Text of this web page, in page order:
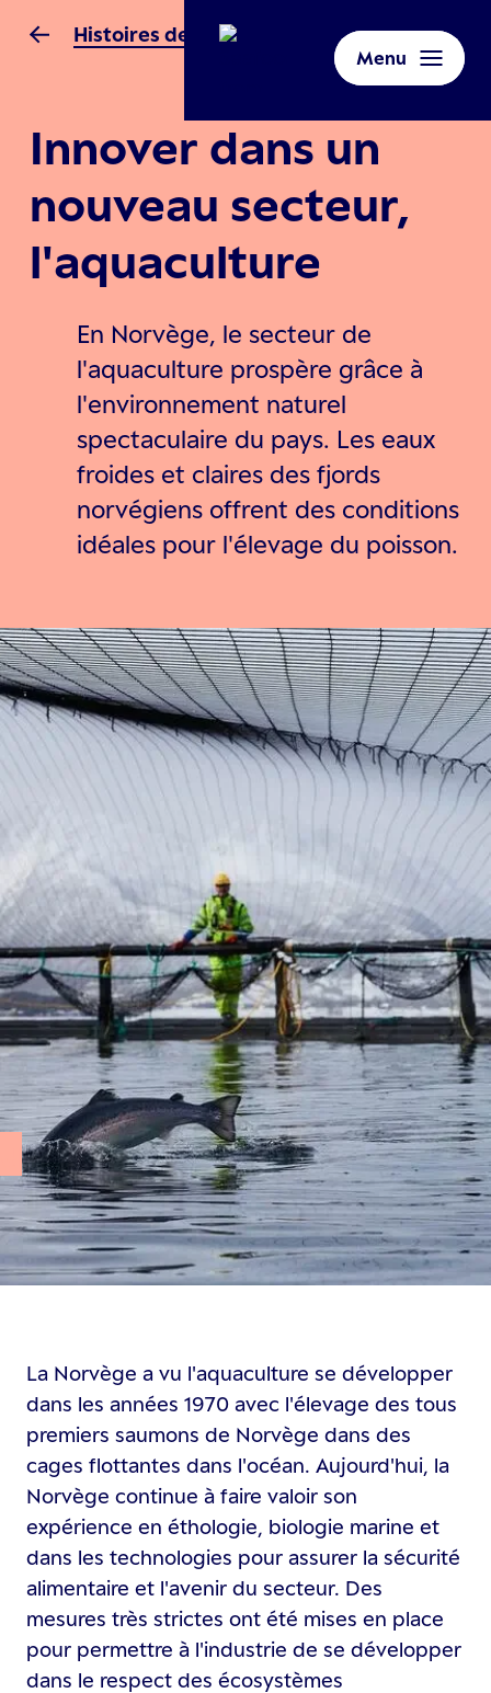
Menu
Histoires de Norvège
Innover dans un
nouveau secteur,
l'aquaculture
En Norvège, le secteur de
l'aquaculture prospère grâce à
l'environnement naturel
spectaculaire du pays. Les eaux
froides et claires des fjords
norvégiens offrent des conditions
idéales pour l'élevage du poisson.
La Norvège a vu l'aquaculture se développer
dans les années 1970 avec l'élevage des tous
premiers saumons de Norvège dans des
cages flottantes dans l'océan. Aujourd'hui, la
Norvège continue à faire valoir son
expérience en éthologie, biologie marine et
dans les technologies pour assurer la sécurité
alimentaire et l'avenir du secteur. Des
mesures très strictes ont été mises en place
pour permettre à l'industrie de se développer
dans le respect des écosystèmes